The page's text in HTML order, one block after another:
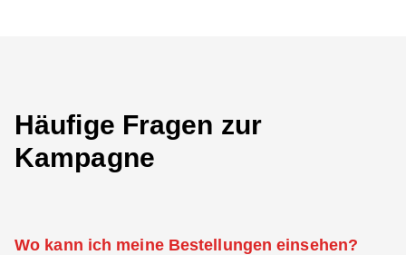
Häufige Fragen zur
Kampagne
Wo kann ich meine Bestellungen einsehen?